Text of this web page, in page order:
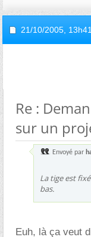
21/10/2005, 13h41
Re :
sur un
Envoyé par
La tige est
bas.
Euh, là ça veut